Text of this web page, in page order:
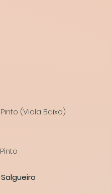
(Viola Baixo)